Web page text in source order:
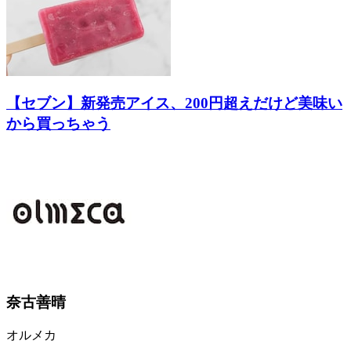
【セブン】新発売アイス、200円超えだけど美味い
から買っちゃう
奈古善晴
オルメカ